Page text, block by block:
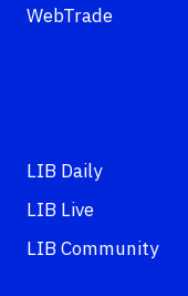
WebTrade
LIB Daily
LIB Live
LIB Community